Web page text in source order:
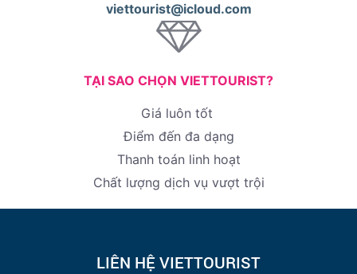
viettourist@icloud.com
TẠI SAO CHỌN VIETTOURIST?
Giá luôn tốt
Điểm đến đa dạng
Thanh toán linh hoạt
Chất lượng dịch vụ vượt trội
LIÊN HỆ VIETTOURIST